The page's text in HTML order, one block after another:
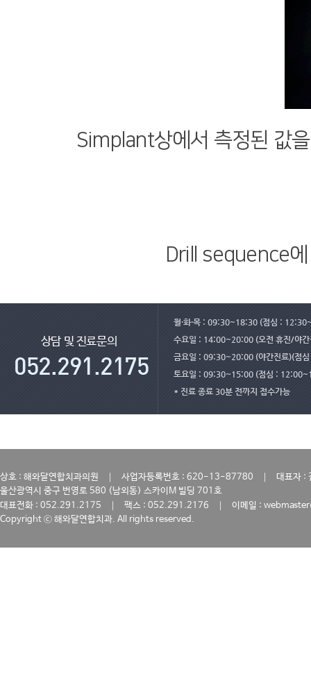
Simplant상에서 측정된 값
Drill sequence
상담 및 진료문의
월·화·목 : 09:30~18:30 (점심 :
수요일 : 14:00~20:00 (오전 휴진/야간
금요일 : 09:30~20:00 (야간진료)(점
토요일 : 09:30~15:00 (점심 :
* 진료 종료 30분 전까지 접수가능
상호 : 해와달연합치과의원 사업자등록번호 : 620-13-87780
대표자 :
울산광역시 중구 번영로 580 (남외동) 스카이M 빌딩 701호
대표전화 : 052.291.2175
팩스 : 052.291.2176
이메일 :
Copyright ⓒ 해와달연합치과. All rights reserved.